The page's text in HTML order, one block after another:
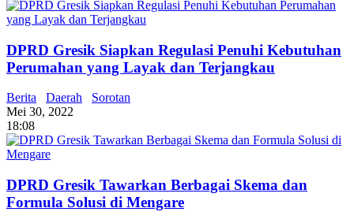
DPRD Gresik Siapkan Regulasi Penuhi Kebutuhan
Perumahan yang Layak dan Terjangkau
Berita Daerah
Sorotan
Mei 30, 2022
18:08
DPRD Gresik Tawarkan Berbagai Skema dan
Formula Solusi di Mengare